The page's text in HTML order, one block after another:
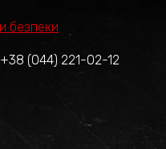
+38 (044) 221-02-12